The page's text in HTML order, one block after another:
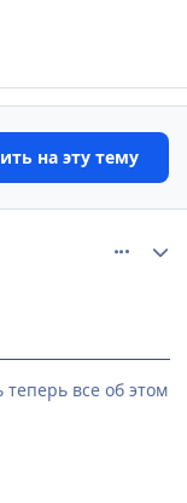
на эту тему
все об этом